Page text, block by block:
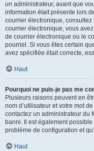
un administrateur, avant que
information était présente lors
courrier électronique,
courrier électronique, vous
de courrier électronique ou le
pourriel. Si vous êtes certain
avez spécifiée était correcte,
Haut
Pourquoi ne puis-je pas me
Plusieurs raisons peuvent en
nom d’utilisateur et votre mot
contactez un administrateur du
banni. Il est également
problème de configuration et
Haut